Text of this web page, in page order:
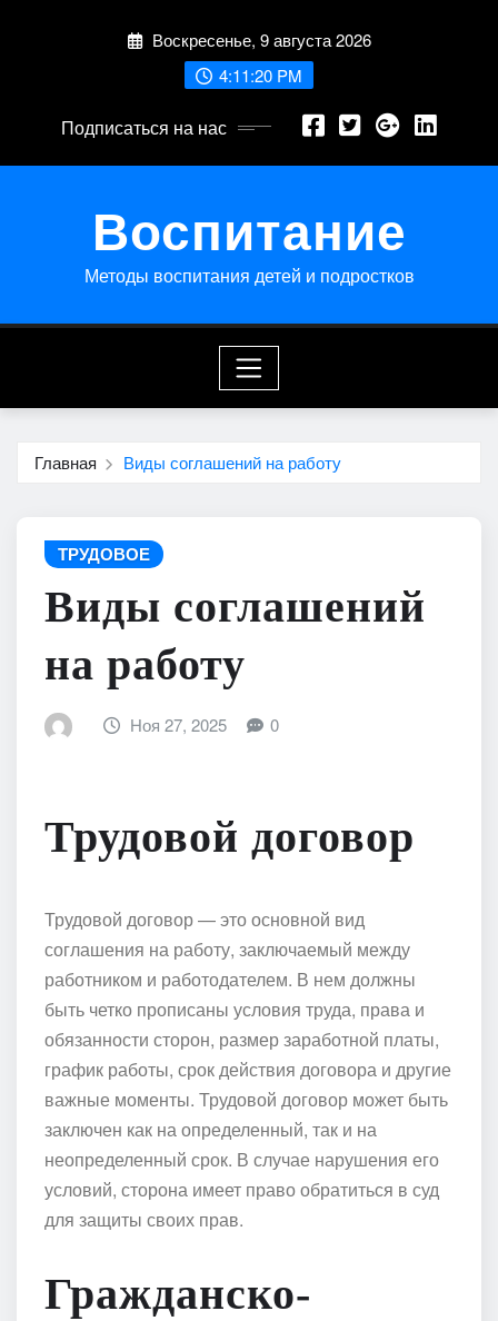
Воскресенье, 9 августа 2026
4:11:20 PM
Подписаться на нас
Воспитание
Методы воспитания детей и подростков
Главная Виды соглашений на работу
ТРУДОВОЕ
Виды соглашений
на работу
Ноя 27, 2025 0
Трудовой договор
Трудовой договор — это основной вид
соглашения на работу, заключаемый между
работником и работодателем. В нем должны
быть четко прописаны условия труда, права и
обязанности сторон, размер заработной платы,
график работы, срок действия договора и другие
важные моменты. Трудовой договор может быть
заключен как на определенный, так и на
неопределенный срок. В случае нарушения его
условий, сторона имеет право обратиться в суд
для защиты своих прав.
Гражданско-